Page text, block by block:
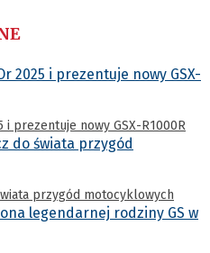
prezentuje nowy GSX-R1000R
przygód motocyklowych